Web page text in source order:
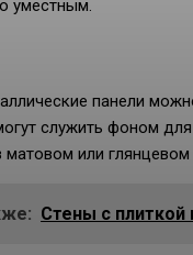
уместным.
панели
служить фоном
или глянцевом
Стены с плиткой